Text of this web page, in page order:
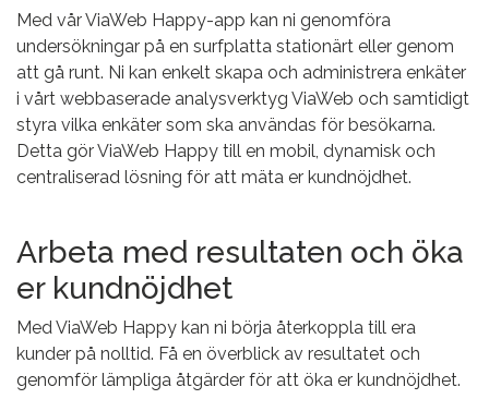
Med vår ViaWeb Happy-app kan ni genomföra
undersökningar på en surfplatta stationärt eller genom
att gå runt. Ni kan enkelt skapa och administrera enkäter
i vårt webbaserade analysverktyg ViaWeb och samtidigt
styra vilka enkäter som ska användas för besökarna.
Detta gör ViaWeb Happy till en mobil, dynamisk och
centraliserad lösning för att mäta er kundnöjdhet.
Arbeta med resultaten och öka
er kundnöjdhet
Med ViaWeb Happy kan ni börja återkoppla till era
kunder på nolltid. Få en överblick av resultatet och
genomför lämpliga åtgärder för att öka er kundnöjdhet.